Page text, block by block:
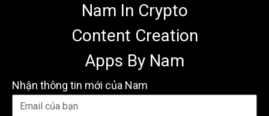
Nam In Crypto
Content Creation
Apps By Nam
Nhận thông tin mới của Nam